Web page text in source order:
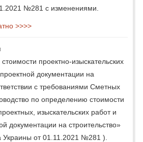
№281 с изменениями.
>>>>
проектно-изыскательских
документации на
с требованиями Сметных
по определению стоимости
изыскательских работ и
документации на строительство»
Украины от 01.11.2021 №281 ).